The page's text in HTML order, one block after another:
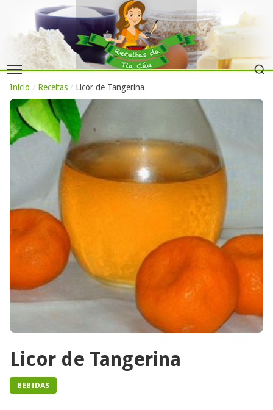
Inicio / Receitas / Licor de Tangerina
Licor de Tangerina
BEBIDAS